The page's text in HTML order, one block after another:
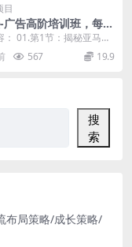
目
广告高阶培训班，每天
手把手教你成为广告
（51节）
： 01.第1节：揭秘亚马逊
逻辑和本质，理解本质才
通，别...
567 19.9
搜
索
布局策略/成长策略/